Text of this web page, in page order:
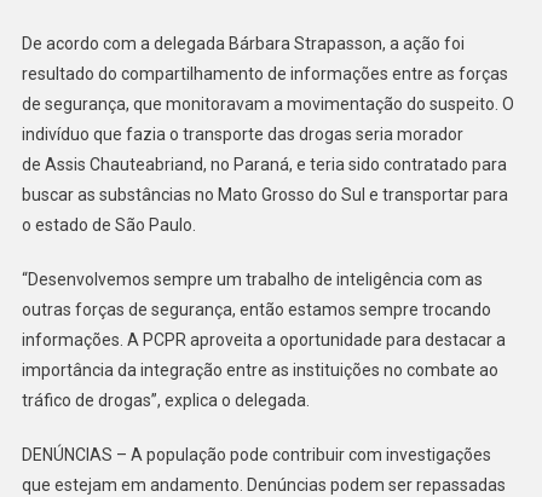
À
De acordo com a delegada Bárbara Strapasson, a ação foi
resultado do compartilhamento de informações entre as forças
de segurança, que monitoravam a movimentação do suspeito. O
indivíduo que fazia o transporte das drogas seria morador
de Assis Chauteabriand, no Paraná, e teria sido contratado para
buscar as substâncias no Mato Grosso do Sul e transportar para
o estado de São Paulo.
“Desenvolvemos sempre um trabalho de inteligência com as
outras forças de segurança, então estamos sempre trocando
informações. A PCPR aproveita a oportunidade para destacar a
importância da integração entre as instituições no combate ao
tráfico de drogas”, explica o delegada.
DENÚNCIAS – A população pode contribuir com investigações
que estejam em andamento. Denúncias podem ser repassadas